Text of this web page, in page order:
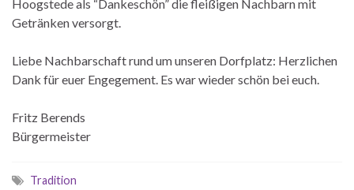
Hoogstede als “Dankeschön” die fleißigen Nachbarn mit
Getränken versorgt.
Liebe Nachbarschaft rund um unseren Dorfplatz: Herzlichen
Dank für euer Engegement. Es war wieder schön bei euch.
Fritz Berends
Bürgermeister
Tradition